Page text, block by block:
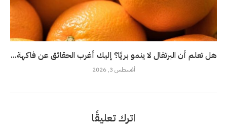
هل تعلم أن البرتقال لا ينمو بريًا؟ إليك أغرب الحقائق عن فاكهة...
أغسطس 3, 2026
اترك تعليقًا